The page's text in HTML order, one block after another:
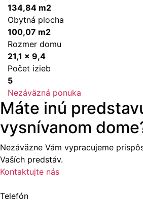
134,84 m2
Obytná plocha
100,07 m2
Rozmer domu
21,1 x 9,4
Počet izieb
5
Nezáväzná ponuka
Máte inú
vysnívanom
Nezáväzne Vám vypracujeme
Vaších predstáv.
Kontaktujte nás
Telefón